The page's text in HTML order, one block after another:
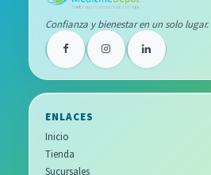
Confianza y bienestar en un solo lugar.
ENLACES
Inicio
Tienda
Sucursales